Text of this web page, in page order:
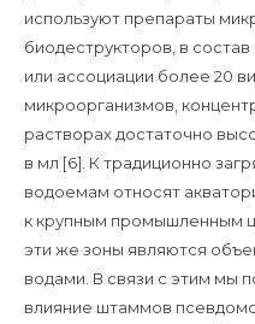
используют препараты
биодеструкторов, в
или ассоциации более 20
микроорганизмов,
растворах достаточно
в мл [6]. К традиционно
водоемам относят
к крупным промышленным
эти же зоны являются
водами. В связи с этим мы
влияние штаммов